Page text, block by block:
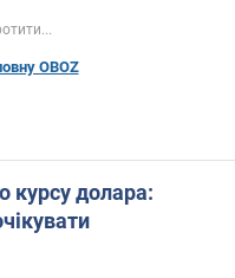
OBOZ
курсу долара: